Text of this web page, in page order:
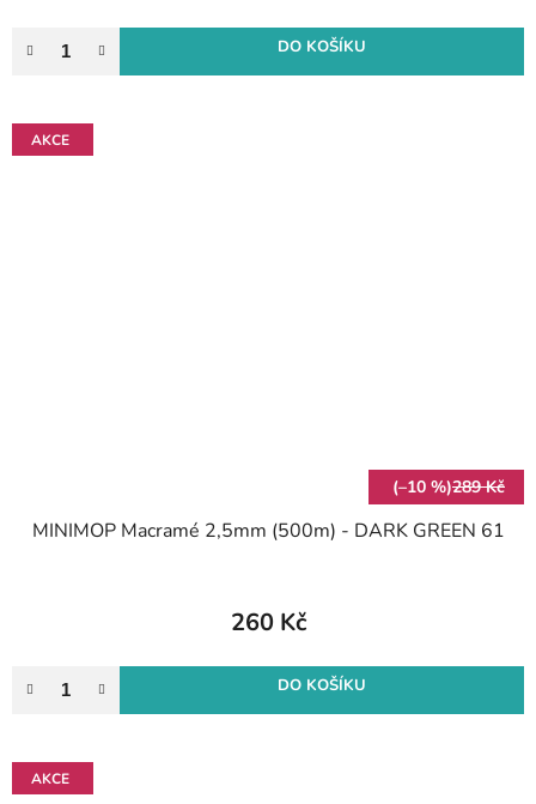
DO KOŠÍKU
AKCE
(–10 %)289 Kč
MINIMOP Macramé 2,5mm (500m) - DARK GREEN 61
260 Kč
DO KOŠÍKU
AKCE